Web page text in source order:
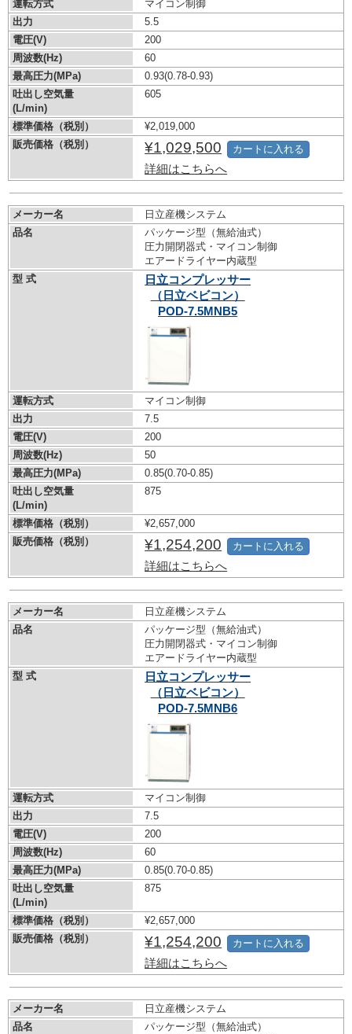
運転方式
マイコン制御
出力
5.5
電圧(V)
200
周波数(Hz)
60
最高圧力(MPa)
0.93(0.78-0.93)
吐出し空気量
(L/min)
605
標準価格（税別）
¥2,019,000
販売価格（税別）
¥1,029,500
詳細はこちらへ
カートに入れる
メーカー名
日立産機システム
品名
パッケージ型（無給油式）
圧力開閉器式・マイコン制御
エアードライヤー内蔵型
型 式
日立コンプレッサー
（日立ベビコン）
POD-7.5MNB5
運転方式
マイコン制御
出力
7.5
電圧(V)
200
周波数(Hz)
50
最高圧力(MPa)
0.85(0.70-0.85)
吐出し空気量
(L/min)
875
標準価格（税別）
¥2,657,000
販売価格（税別）
¥1,254,200
詳細はこちらへ
カートに入れる
メーカー名
日立産機システム
品名
パッケージ型（無給油式）
圧力開閉器式・マイコン制御
エアードライヤー内蔵型
型 式
日立コンプレッサー
（日立ベビコン）
POD-7.5MNB6
運転方式
マイコン制御
出力
7.5
電圧(V)
200
周波数(Hz)
60
最高圧力(MPa)
0.85(0.70-0.85)
吐出し空気量
(L/min)
875
標準価格（税別）
¥2,657,000
販売価格（税別）
¥1,254,200
詳細はこちらへ
カートに入れる
メーカー名
日立産機システム
品名
パッケージ型（無給油式）